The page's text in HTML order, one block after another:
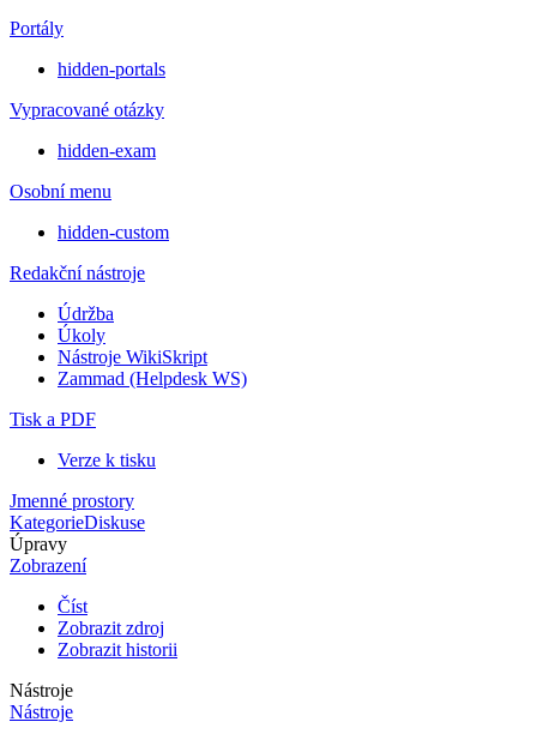
Portály
hidden-portals
Vypracované otázky
hidden-exam
Osobní menu
hidden-custom
Redakční nástroje
Údržba
Úkoly
Nástroje WikiSkript
Zammad (Helpdesk WS)
Tisk a PDF
Verze k tisku
Jmenné prostory
KategorieDiskuse
Úpravy
Zobrazení
Číst
Zobrazit zdroj
Zobrazit historii
Nástroje
Nástroje